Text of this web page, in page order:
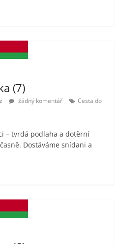
(7)
žádný komentář
Cesta do
– tvrdá podlaha a dotěrní
Dostáváme snídani a